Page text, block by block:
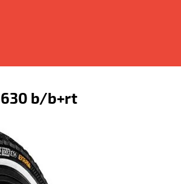
b/b+rt